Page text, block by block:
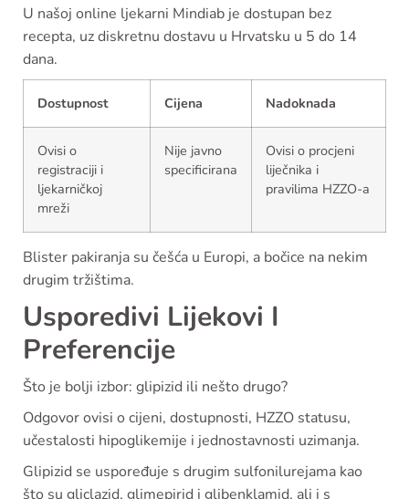
U našoj online ljekarni Mindiab je dostupan bez
recepta, uz diskretnu dostavu u Hrvatsku u 5 do 14
dana.
Dostupnost Cijena Nadoknada
Ovisi o
registraciji i
ljekarničkoj
mreži
Nije javno
specificirana
Ovisi o procjeni
liječnika i
pravilima HZZO-a
Blister pakiranja su češća u Europi, a bočice na nekim
drugim tržištima.
Usporedivi Lijekovi I
Preferencije
Što je bolji izbor: glipizid ili nešto drugo?
Odgovor ovisi o cijeni, dostupnosti, HZZO statusu,
učestalosti hipoglikemije i jednostavnosti uzimanja.
Glipizid se uspoređuje s drugim sulfonilurejama kao
što su gliclazid, glimepirid i glibenklamid, ali i s